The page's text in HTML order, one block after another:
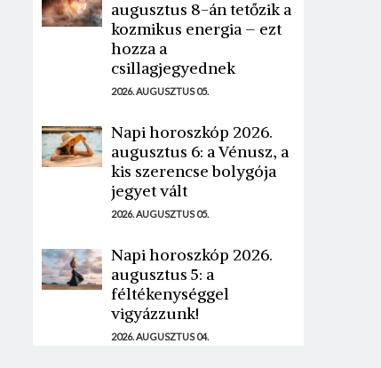
augusztus 8-án tetőzik a
kozmikus energia – ezt
hozza a
csillagjegyednek
2026. AUGUSZTUS 05.
Napi horoszkóp 2026.
augusztus 6: a Vénusz, a
kis szerencse bolygója
jegyet vált
2026. AUGUSZTUS 05.
Napi horoszkóp 2026.
augusztus 5: a
féltékenységgel
vigyázzunk!
2026. AUGUSZTUS 04.